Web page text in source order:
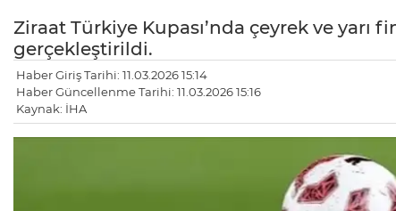
Ziraat Türkiye Kupası’nda çeyrek ve yarı
gerçekleştirildi.
Haber Giriş Tarihi: 11.03.2026 15:14
Haber Güncellenme Tarihi: 11.03.2026 15:16
Kaynak: İHA